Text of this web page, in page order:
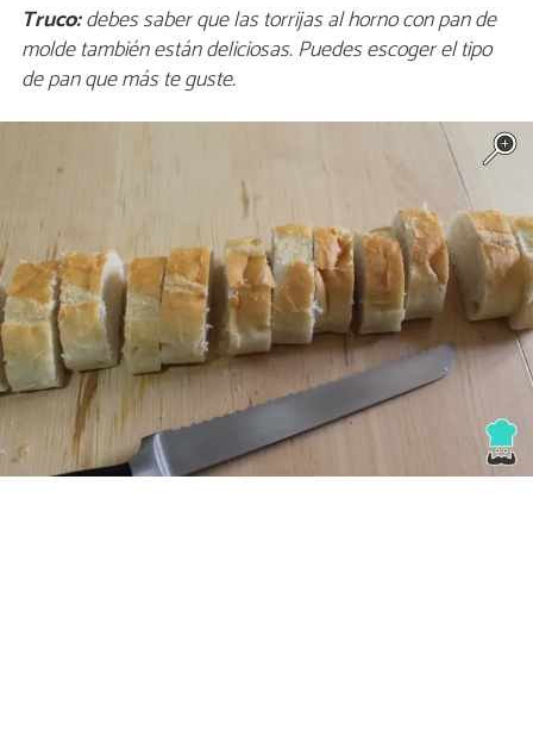
Truco:debes saber que las torrijas al horno con pan de
molde también están deliciosas. Puedes escoger el tipo
de pan que más te guste.